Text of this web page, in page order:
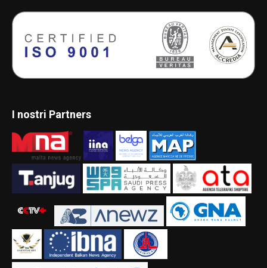
I nostri Partners